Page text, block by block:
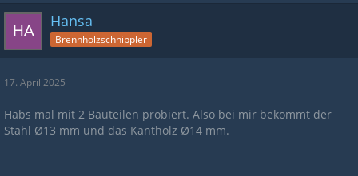
Hansa
Brennholzschnippler
17. April 2025
Habs mal mit 2 Bauteilen probiert. Also bei mir bekommt der
Stahl Ø13 mm und das Kantholz Ø14 mm.